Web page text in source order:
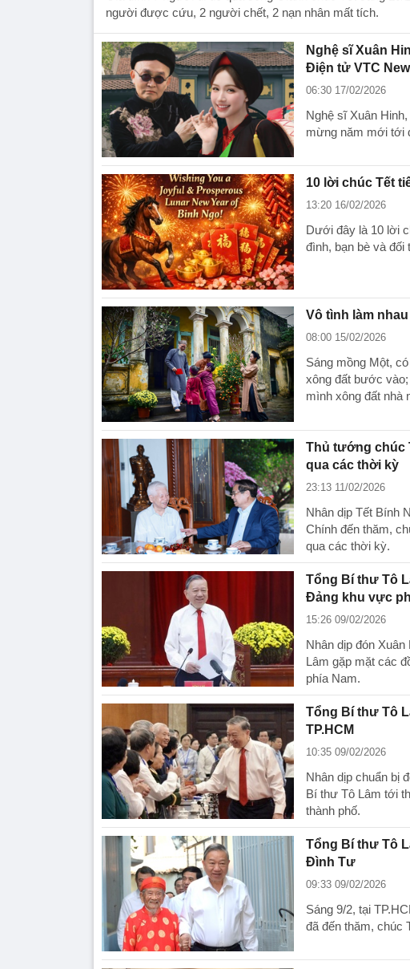
người được cứu, 2 người chết, 2 nạn nhân mất tích.
Nghệ sĩ Xuân
Điện tử VTC
06:30 17/02/2026
Nghệ sĩ Xuân
mừng năm mới tới
10 lời chúc Tết
13:20 16/02/2026
Dưới đây là 10 lời
đình, bạn bè và đối
Vô tình làm
08:00 15/02/2026
Sáng mồng Một,
xông đất bước
mình xông đất nhà
Thủ tướng chúc
qua các thời kỳ
23:13 11/02/2026
Nhân dịp Tết Bính
Chính đến thăm,
qua các thời kỳ.
Tổng Bí thư Tô
Đảng khu vực
15:26 09/02/2026
Nhân dịp đón
Lâm gặp mặt các
phía Nam.
Tổng Bí thư Tô
TP.HCM
10:35 09/02/2026
Nhân dịp chuẩn bị
Bí thư Tô Lâm tới
thành phố.
Tổng Bí thư Tô
Đình Tư
09:33 09/02/2026
Sáng 9/2, tại
đã đến thăm, chúc